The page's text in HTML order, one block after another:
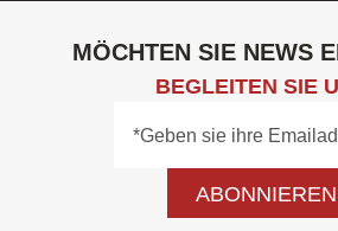
MÖCHTEN SIE NEWS
BEGLEITEN SIE
ABONNIEREN